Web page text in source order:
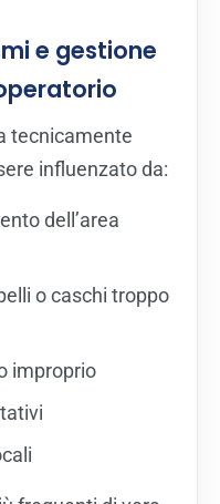
e gestione
tecnicamente
influenzato da:
dell’area
o caschi troppo
improprio